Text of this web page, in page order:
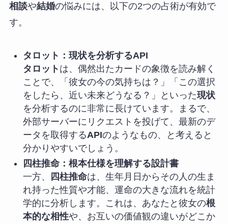
相談や結婚の悩みには、以下の2つの占術が有効で
す。
タロット：現状を分析するAPI
タロット は、偶然出たカードの象徴を読み解く
ことで、「彼女の今の気持ちは？」「この選択
をしたら、近い未来どうなる？」といった現状
を分析するのに非常に長けています。まるで、
外部サーバーにリクエストを投げて、最新のデ
ータを取得するAPIのようなもの、と考えると
分かりやすいでしょう。
四柱推命：根本仕様を理解する設計書
一方、
四柱推命は、生年月日からその人の生ま
れ持った性質や才能、運命の大きな流れを統計
学的に分析します。これは、あなたと彼女の根
本的な相性や、お互いの価値観の違いがどこか